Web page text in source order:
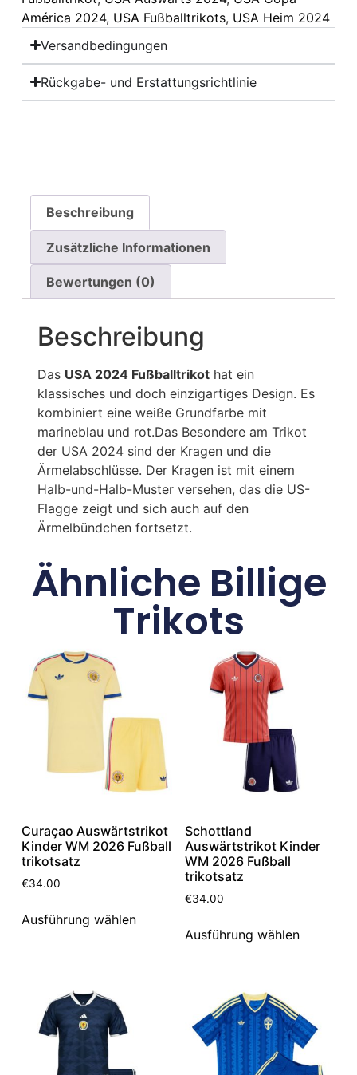
América 2024, USA Fußballtrikots, USA Heim 2024
Versandbedingungen
Rückgabe- und Erstattungsrichtlinie
Beschreibung
Zusätzliche Informationen
Bewertungen (0)
Beschreibung
Das USA 2024 Fußballtrikothat ein
klassisches und doch einzigartiges Design. Es
kombiniert eine weiße Grundfarbe mit
marineblau und rot.Das Besondere am Trikot
der USA 2024 sind der Kragen und die
Ärmelabschlüsse. Der Kragen ist mit einem
Halb-und-Halb-Muster versehen, das die US-
Flagge zeigt und sich auch auf den
Ärmelbündchen fortsetzt.
Ähnliche Billige
Trikots
Curaçao Auswärtstrikot
Kinder WM 2026 Fußball
trikotsatz
€34.00
Ausführung wählen
Schottland
Auswärtstrikot Kinder
WM 2026 Fußball
trikotsatz
€34.00
Ausführung wählen